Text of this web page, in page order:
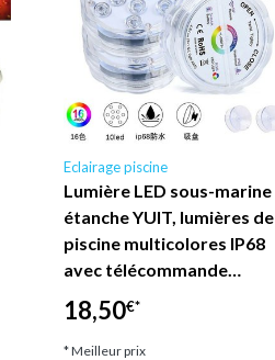
Eclairage piscine
Lumière LED sous-marine
étanche YUIT, lumières de
piscine multicolores IP68
avec télécommande…
18,50€*
* Meilleur prix